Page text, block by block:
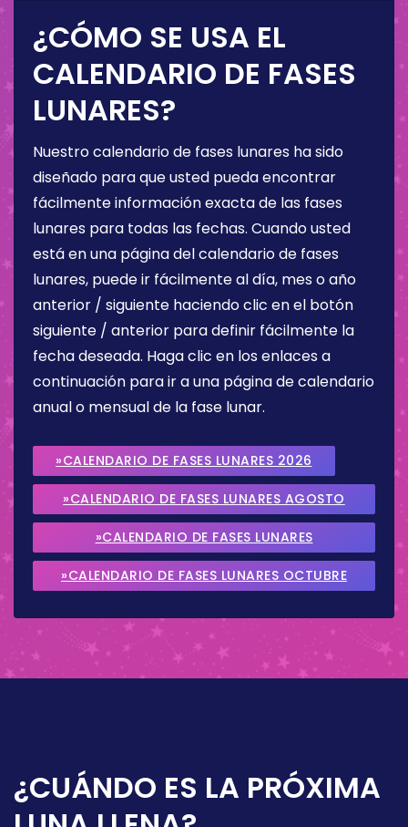
¿CÓMO SE USA EL
CALENDARIO DE FASES
LUNARES?
Nuestro calendario de fases lunares ha sido
diseñado para que usted pueda encontrar
fácilmente información exacta de las fases
lunares para todas las fechas. Cuando usted
está en una página del calendario de fases
lunares, puede ir fácilmente al día, mes o año
anterior / siguiente haciendo clic en el botón
siguiente / anterior para definir fácilmente la
fecha deseada. Haga clic en los enlaces a
continuación para ir a una página de calendario
anual o mensual de la fase lunar.
»CALENDARIO DE FASES LUNARES 2026
»CALENDARIO DE FASES LUNARES AGOSTO
2026
»CALENDARIO DE FASES LUNARES
SEPTIEMBRE 2026
»CALENDARIO DE FASES LUNARES OCTUBRE
¿CUÁNDO ES LA PRÓXIMA